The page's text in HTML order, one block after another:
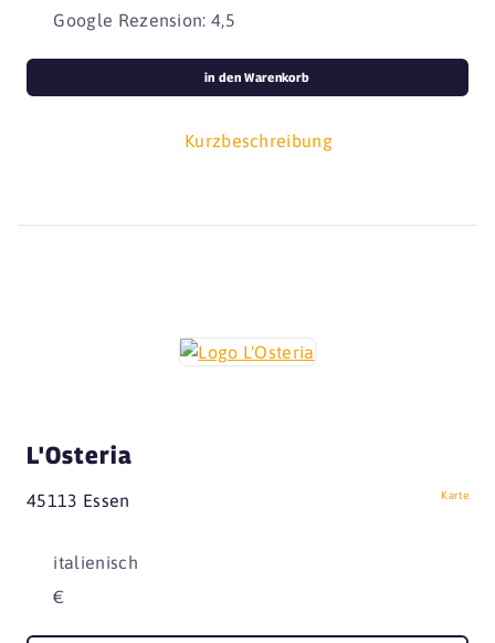
Google Rezension: 4,5
Kurzbeschreibung
in den Warenkorb
L'Osteria
45113 Essen Karte
italienisch
€